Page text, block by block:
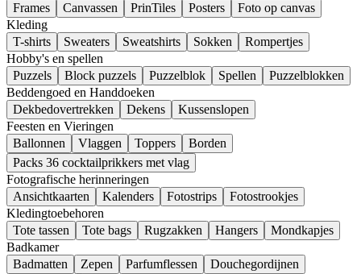
Frames
Canvassen PrinTiles Posters
Foto op canvas
Kleding
T-shirts
Sweaters Sweatshirts Sokken
Rompertjes
Hobby's en spellen
Puzzels
Block puzzels Puzzelblok Spellen
Puzzelblokken
Beddengoed en Handdoeken
Dekbedovertrekken
Dekens
Kussenslopen
Feesten en Vieringen
Ballonnen
Vlaggen Toppers
Borden
Packs 36 cocktailprikkers met vlag
Fotografische herinneringen
Ansichtkaarten
Kalenders Fotostrips
Fotostrookjes
Kledingtoebehoren
Tote tassen
Tote bags Rugzakken Hangers
Mondkapjes
Badkamer
Badmatten
Zepen Parfumflessen
Douchegordijnen